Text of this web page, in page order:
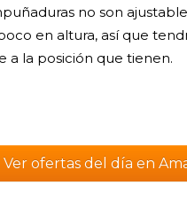
no son
en altura, así que
a la posición que tienen.
Ver ofertas del día en